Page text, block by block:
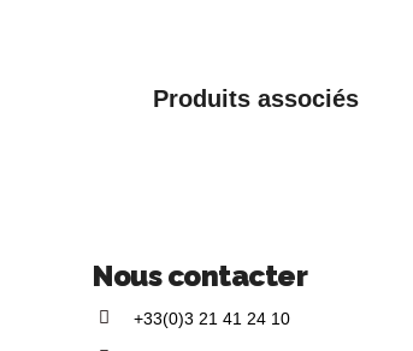
Produits associés
Nous contacter
+33(0)3 21 41 24 10